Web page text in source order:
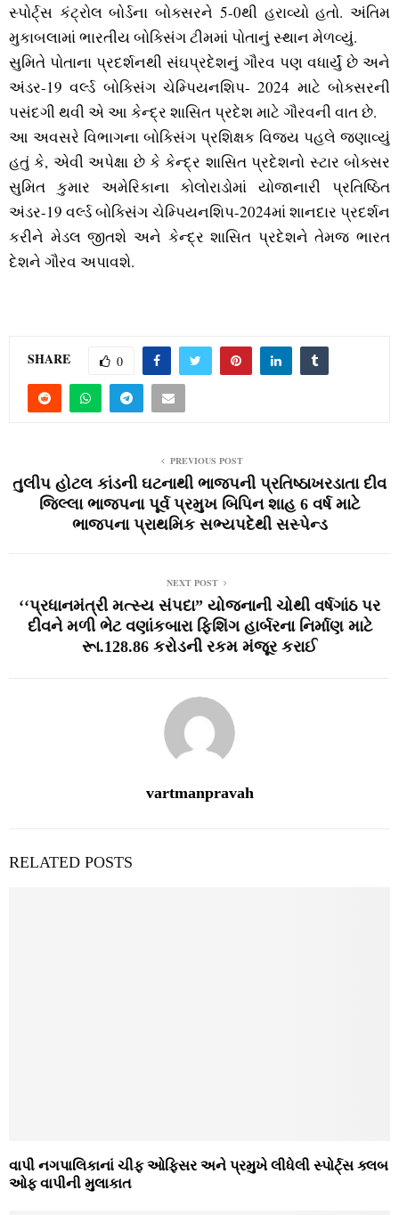
સ્‍પોર્ટ્‍સ કંટ્રોલ બોર્ડના બોક્‍સરને 5-0થી હરાવ્‍યો હતો. અંતિમ
મુકાબલામાં ભારતીય બોક્‍સિંગ ટીમમાં પોતાનું સ્‍થાન મેળવ્‍યું.
સુમિતે પોતાના પ્રદર્શનથી સંઘપ્રદેશનું ગૌરવ પણ વધાર્યું છે અને
અંડર-19 વર્લ્‍ડ બોક્‍સિંગ ચેમ્‍પિયનશિપ- 2024 માટે બોક્‍સરની
પસંદગી થવી એ આ કેન્‍દ્ર શાસિત પ્રદેશ માટે ગૌરવની વાત છે.
આ અવસરે વિભાગના બોક્‍સિંગ પ્રશિક્ષક વિજય પહલે જણાવ્‍યું
હતું કે, એવી અપેક્ષા છે કે કેન્‍દ્ર શાસિત પ્રદેશનો સ્‍ટાર બોક્‍સર
સુમિત કુમાર અમેરિકાના કોલોરાડોમાં યોજાનારી પ્રતિષ્ઠિત
અંડર-19 વર્લ્‍ડ બોક્‍સિંગ ચેમ્‍પિયનશિપ-2024માં શાનદાર પ્રદર્શન
કરીને મેડલ જીતશે અને કેન્‍દ્ર શાસિત પ્રદેશને તેમજ ભારત
દેશને ગૌરવ અપાવશે.
SHARE 0
PREVIOUS POST
તુલીપ હોટલ કાંડની ઘટનાથી ભાજપની પ્રતિષ્‍ઠાખરડાતા દીવ
જિલ્લા ભાજપના પૂર્વ પ્રમુખ બિપિન શાહ 6 વર્ષ માટે
ભાજપના પ્રાથમિક સભ્‍યપદેથી સસ્‍પેન્‍ડ
NEXT POST
‘‘પ્રધાનમંત્રી મત્‍સ્‍ય સંપદા” યોજનાની ચોથી વર્ષગાંઠ પર
દીવને મળી ભેટ વણાંકબારા ફિશિંગ હાર્બરના નિર્માણ માટે
રૂા.128.86 કરોડની રકમ મંજૂર કરાઈ
vartmanpravah
RELATED POSTS
વાપી નગપાલિકાનાં ચીફ ઓફિસર અને પ્રમુખે લીધેલી સ્‍પોર્ટ્‍સ ક્‍લબ
ઓફ વાપીની મુલાકાત